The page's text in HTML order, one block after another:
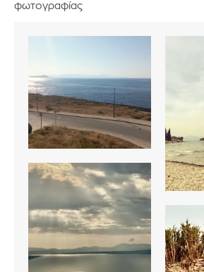
φωτογραφίας